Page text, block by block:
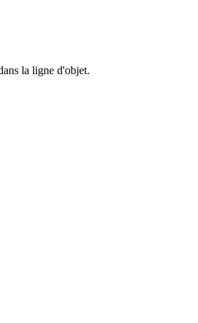
la ligne d'objet.